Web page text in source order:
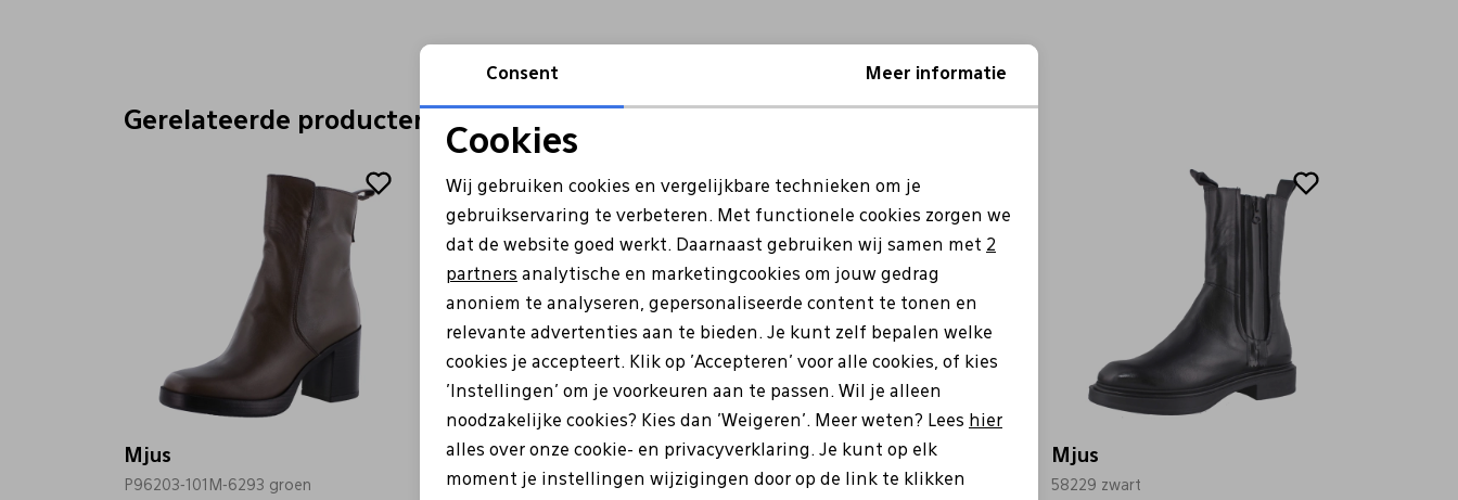
Gerelateerde producten
Mjus
P96203-101M-6293 groen
Mjus
M79265-101M-6211 off white
Mjus
P84210-201M-6002 zwart
Mjus
58229 zwart
Analytische cookies Marketing cookies
Consent Meer informatie
Cookies
Wij gebruiken cookies en vergelijkbare technieken om je
gebruikservaring te verbeteren. Met functionele cookies zorgen we
dat de website goed werkt. Daarnaast gebruiken wij samen met 2
partners analytische en marketingcookies om jouw gedrag
anoniem te analyseren, gepersonaliseerde content te tonen en
relevante advertenties aan te bieden. Je kunt zelf bepalen welke
cookies je accepteert. Klik op 'Accepteren' voor alle cookies, of kies
'Instellingen' om je voorkeuren aan te passen. Wil je alleen
noodzakelijke cookies? Kies dan 'Weigeren'. Meer weten? Lees hier
alles over onze cookie- en privacyverklaring. Je kunt op elk
moment je instellingen wijzigingen door op de link te klikken